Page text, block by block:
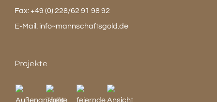
Fax:+49 (0) 228/62 91 98 92
E-Mail: info~mannschaftsgold.de
Projekte